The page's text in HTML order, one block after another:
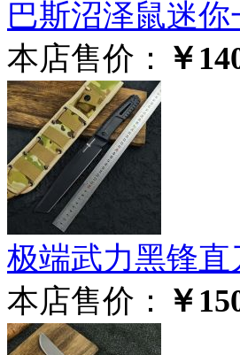
巴斯沼泽鼠迷你
本店售价： ￥
极‮武端‬力黑锋
本店售价： ￥